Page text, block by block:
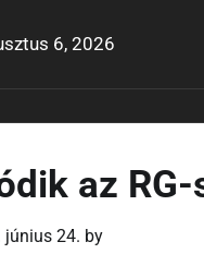
6, 2026
az
június 24. by